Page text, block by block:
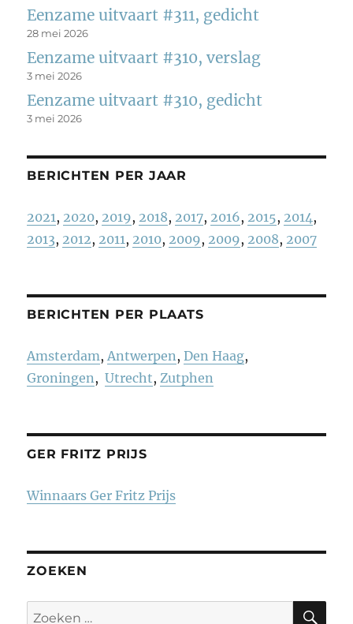
Eenzame uitvaart #311, gedicht
28 mei 2026
Eenzame uitvaart #310, verslag
3 mei 2026
Eenzame uitvaart #310, gedicht
3 mei 2026
BERICHTEN PER JAAR
2021, 2020, 2019, 2018, 2017, 2016, 2015, 2014,
2013, 2012, 2011, 2010, 2009, 2009, 2008, 2007
BERICHTEN PER PLAATS
Amsterdam,Antwerpen,Den Haag,
Groningen,Utrecht,Zutphen
GER FRITZ PRIJS
Winnaars Ger Fritz Prijs
ZOEKEN
Zoeken